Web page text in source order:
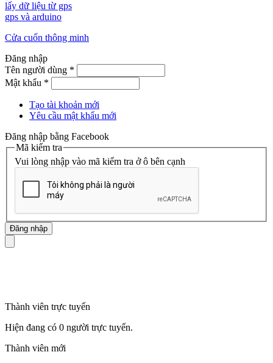
lấy dữ liệu từ gps
gps và arduino
Cửa cuốn thông minh
Đăng nhập
Tên người dùng *
Mật khẩu *
Tạo tài khoản mới
Yêu cầu mật khẩu mới
Đăng nhập bằng Facebook
Mã kiểm tra
Vui lòng nhập vào mã kiểm tra ở ô bên cạnh
Thành viên trực tuyến
Hiện đang có 0 người trực tuyến.
Thành viên mới